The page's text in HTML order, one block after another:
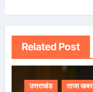
Related Post
उत्तराखंड ताजा खबर